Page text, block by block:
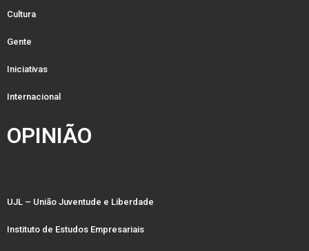
Cultura
Gente
Iniciativas
Internacional
OPINIÃO
UJL – União Juventude e Liberdade
Instituto de Estudos Empresariais